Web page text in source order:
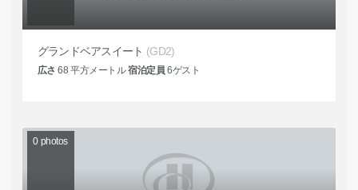
グランドベアスイート (GD2)
広さ 68 平方メートル宿泊定員 6ゲスト
0 photos